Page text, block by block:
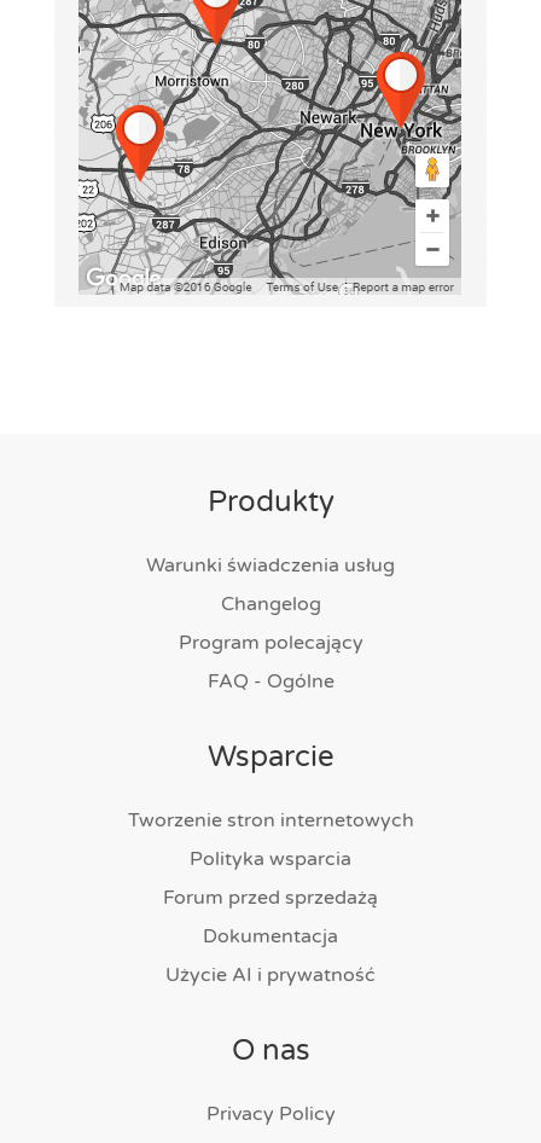
Produkty
Warunki świadczenia usług
Changelog
Program polecający
FAQ - Ogólne
Wsparcie
Tworzenie stron internetowych
Polityka wsparcia
Forum przed sprzedażą
Dokumentacja
Użycie AI i prywatność
O nas
Privacy Policy